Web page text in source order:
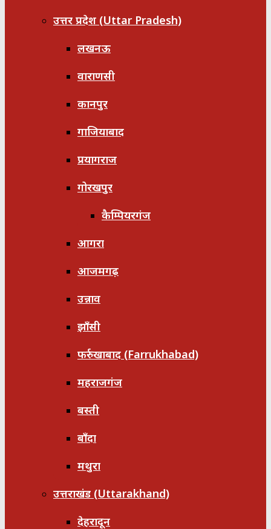
उत्तर प्रदेश (Uttar Pradesh)
लखनऊ
वाराणसी
कानपुर
गाजियाबाद
प्रयागराज
गोरखपुर
कैम्पियरगंज
आगरा
आजमगढ़
उन्नाव
झाँसी
फर्रुखाबाद (Farrukhabad)
महराजगंज
बस्ती
बाँदा
मथुरा
उत्तराखंड (Uttarakhand)
देहरादून